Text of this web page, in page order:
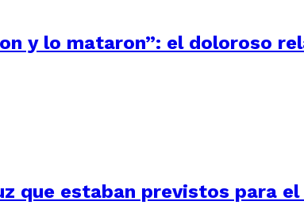
y lo mataron”: el doloroso
que estaban previstos para